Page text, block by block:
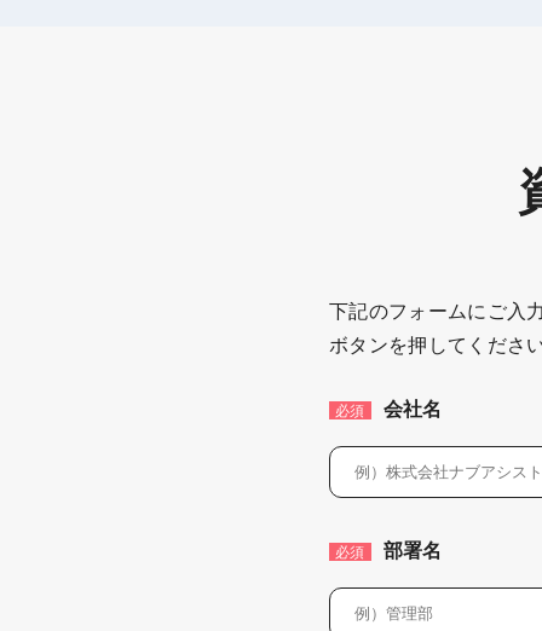
下記のフォームにご入
ボタンを押してくださ
必須 会社名
必須 部署名